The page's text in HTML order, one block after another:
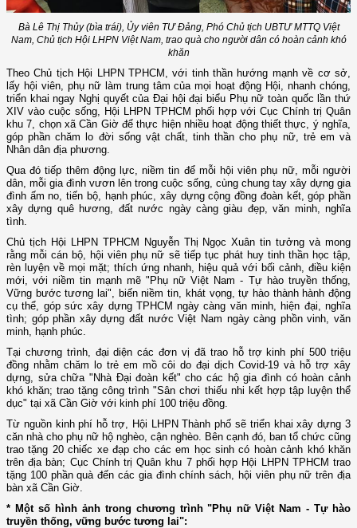
Bà Lê Thị Thủy (bìa trái), Ủy viên TƯ Đảng, Phó Chủ tịch UBTƯ MTTQ Việt
Nam, Chủ tịch Hội LHPN Việt Nam, trao quà cho người dân có hoàn cảnh khó
khăn
Theo Chủ tịch Hội LHPN TPHCM, với tinh thần hướng mạnh về cơ sở,
lấy hội viên, phụ nữ làm trung tâm của mọi hoạt động Hội, nhanh chóng,
triển khai ngay Nghị quyết của Đại hội đại biểu Phụ nữ toàn quốc lần thứ
XIV vào cuộc sống, Hội LHPN TPHCM phối hợp với Cục Chính trị Quân
khu 7, chọn xã Cần Giờ để thực hiện nhiều hoạt động thiết thực, ý nghĩa,
góp phần chăm lo đời sống vật chất, tinh thần cho phụ nữ, trẻ em và
Nhân dân địa phương.
Qua đó tiếp thêm động lực, niềm tin để mỗi hội viên phụ nữ, mỗi người
dân, mỗi gia đình vươn lên trong cuộc sống, cùng chung tay xây dựng gia
đình ấm no, tiến bộ, hạnh phúc, xây dựng cộng đồng đoàn kết, góp phần
xây dựng quê hương, đất nước ngày càng giàu đẹp, văn minh, nghĩa
tình.
Chủ tịch Hội LHPN TPHCM Nguyễn Thị Ngọc Xuân tin tưởng và mong
rằng mỗi cán bộ, hội viên phụ nữ sẽ tiếp tục phát huy tinh thần học tập,
rèn luyện về mọi mặt; thích ứng nhanh, hiệu quả với bối cảnh, điều kiện
mới, với niềm tin mạnh mẽ "Phụ nữ Việt Nam - Tự hào truyền thống,
Vững bước tương lai", biến niềm tin, khát vọng, tự hào thành hành động
cụ thể, góp sức xây dựng TPHCM ngày càng văn minh, hiện đại, nghĩa
tình; góp phần xây dựng đất nước Việt Nam ngày càng phồn vinh, văn
minh, hạnh phúc.
Tại chương trình, đại diện các đơn vị đã trao hỗ trợ kinh phí 500 triệu
đồng nhằm chăm lo trẻ em mồ côi do đại dịch Covid-19 và hỗ trợ xây
dựng, sửa chữa "Nhà Đại đoàn kết" cho các hộ gia đình có hoàn cảnh
khó khăn; trao tặng công trình "Sân chơi thiếu nhi kết hợp tập luyện thể
dục" tại xã Cần Giờ với kinh phí 100 triệu đồng.
Từ nguồn kinh phí hỗ trợ, Hội LHPN Thành phố sẽ triển khai xây dựng 3
căn nhà cho phụ nữ hộ nghèo, cận nghèo. Bên cạnh đó, ban tổ chức cũng
trao tặng 20 chiếc xe đạp cho các em học sinh có hoàn cảnh khó khăn
trên địa bàn; Cục Chính trị Quân khu 7 phối hợp Hội LHPN TPHCM trao
tặng 100 phần quà đến các gia đình chính sách, hội viên phụ nữ trên địa
bàn xã Cần Giờ.
* Một số hình ảnh trong chương trình "Phụ nữ Việt Nam - Tự hào
truyền thống, vững bước tương lai":